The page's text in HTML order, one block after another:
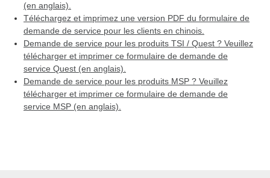
(en anglais).
Téléchargez et imprimez une version PDF du formulaire de
demande de service pour les clients en chinois.
Demande de service pour les produits TSI / Quest ? Veuillez
télécharger et imprimer ce formulaire de demande de
service Quest (en anglais).
Demande de service pour les produits MSP ? Veuillez
télécharger et imprimer ce formulaire de demande de
service MSP (en anglais).